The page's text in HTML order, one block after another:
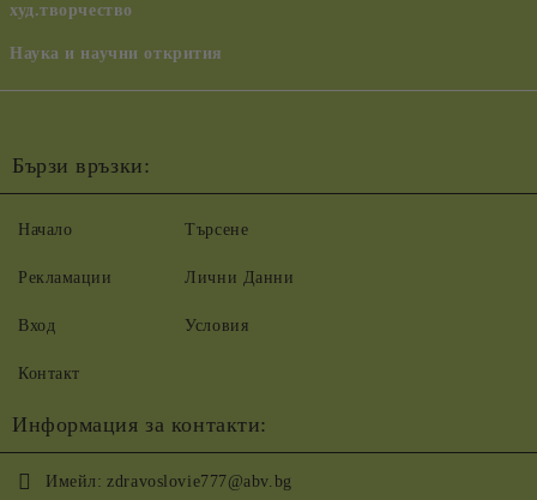
худ.творчество
Наука и научни открития
Бързи връзки:
Начало
Рекламации
Вход
Контакт
Търсене
Лични Данни
Условия
Информация за контакти:
Имейл: zdravoslovie777@abv.bg